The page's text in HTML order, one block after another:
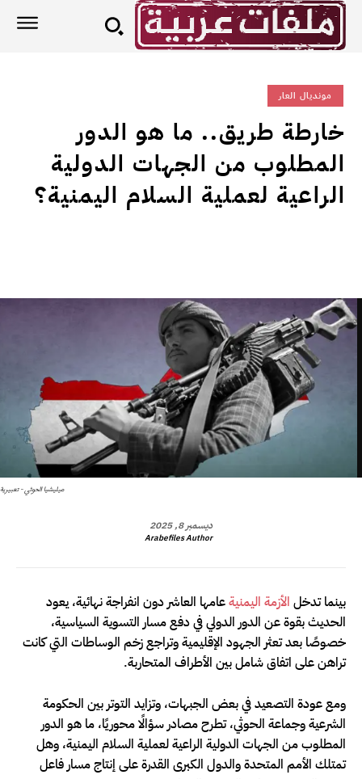
مونديال العار
خارطة طريق.. ما هو الدور
المطلوب من الجهات الدولية
الراعية لعملية السلام اليمنية؟
ميليشيا الحوثي - تعبيرية
ديسمبر 8, 2025
Arabefiles Author
بينما تدخل الأزمة اليمنيةعامها العاشر دون انفراجة نهائية، يعود
الحديث بقوة عن الدور الدولي في دفع مسار التسوية السياسية،
خصوصًا بعد تعثر الجهود الإقليمية وتراجع زخم الوساطات التي كانت
تراهن على اتفاق شامل بين الأطراف المتحاربة.
ومع عودة التصعيد في بعض الجبهات، وتزايد التوتر بين الحكومة
الشرعية وجماعة الحوثي، تطرح مصادر سؤالًا محوريًا، ما هو الدور
المطلوب من الجهات الدولية الراعية لعملية السلام اليمنية، وهل
تمتلك الأمم المتحدة والدول الكبرى القدرة على إنتاج مسار فاعل